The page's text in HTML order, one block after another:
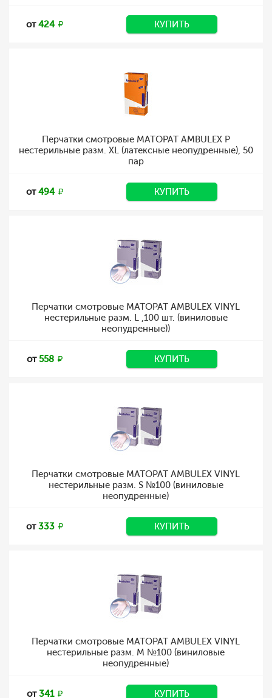
от424 КУПИТЬ
Перчатки смотровые MATOPAT AMBULEX P
нестерильные разм. XL (латексные неопудренные), 50
пар
от494 КУПИТЬ
Перчатки смотровые MATOPAT AMBULEX VINYL
нестерильные разм. L ,100 шт. (виниловые
неопудренные))
от558 КУПИТЬ
Перчатки смотровые MATOPAT AMBULEX VINYL
нестерильные разм. S №100 (виниловые
неопудренные)
от333 КУПИТЬ
Перчатки смотровые MATOPAT AMBULEX VINYL
нестерильные разм. M №100 (виниловые
неопудренные)
от341 КУПИТЬ